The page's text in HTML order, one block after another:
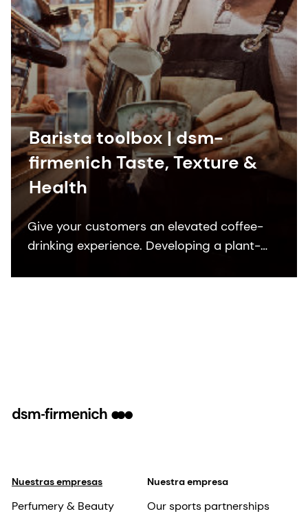
Barista toolbox | dsm-
firmenich Taste, Texture &
Health
Give your customers an elevated coffee-
drinking experience. Developing a plant-
stability of products when mixed with
compromise on taste.
Nuestras empresas
Perfumery & Beauty
Nuestra empresa
Our sports partnerships